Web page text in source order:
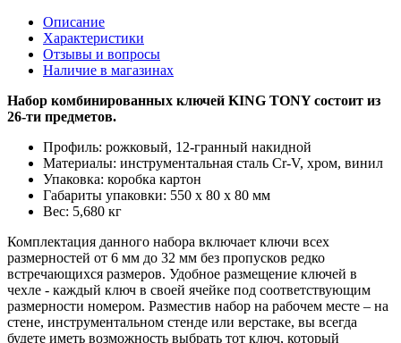
Описание
Характеристики
Отзывы и вопросы
Наличие в магазинах
Набор комбинированных ключей KING TONY состоит из
26-ти предметов.
Профиль: рожковый, 12-гранный накидной
Материалы: инструментальная сталь Cr-V, хром, винил
Упаковка: коробка картон
Габариты упаковки: 550 х 80 х 80 мм
Вес: 5,680 кг
Комплектация данного набора включает ключи всех
размерностей от 6 мм до 32 мм без пропусков редко
встречающихся размеров. Удобное размещение ключей в
чехле - каждый ключ в своей ячейке под соответствующим
размерности номером. Разместив набор на рабочем месте – на
стене, инструментальном стенде или верстаке, вы всегда
будете иметь возможность выбрать тот ключ, который